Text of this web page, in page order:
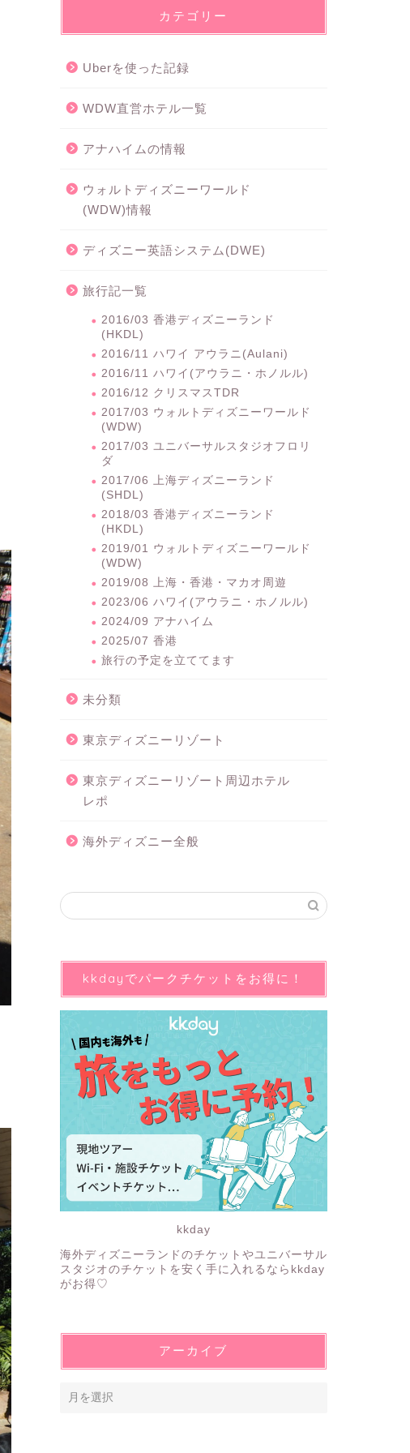
カテゴリー
Uberを使った記録
WDW直営ホテル一覧
アナハイムの情報
ウォルトディズニーワールド
(WDW)情報
ディズニー英語システム(DWE)
旅行記一覧
2016/03 香港ディズニーランド
(HKDL)
2016/11 ハワイ アウラニ(Aulani)
2016/11 ハワイ(アウラニ・ホノルル)
2016/12 クリスマスTDR
2017/03 ウォルトディズニーワールド
(WDW)
2017/03 ユニバーサルスタジオフロリ
ダ
2017/06 上海ディズニーランド
(SHDL)
2018/03 香港ディズニーランド
(HKDL)
2019/01 ウォルトディズニーワールド
(WDW)
2019/08 上海・香港・マカオ周遊
2023/06 ハワイ(アウラニ・ホノルル)
2024/09 アナハイム
2025/07 香港
旅行の予定を立ててます
未分類
東京ディズニーリゾート
東京ディズニーリゾート周辺ホテル
レポ
海外ディズニー全般
kkdayでパークチケットをお得に！
kkday
海外ディズニーランドのチケットやユニバーサル
スタジオのチケットを安く手に入れるならkkday
がお得♡
アーカイブ